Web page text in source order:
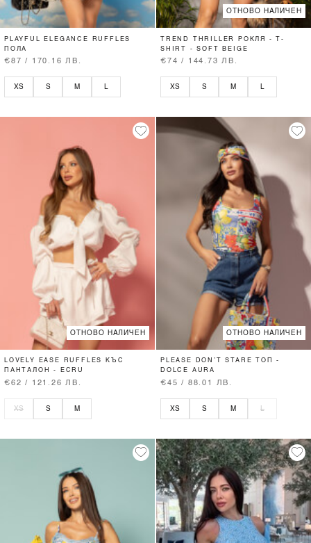
PLAYFUL ELEGANCE RUFFLES
ПОЛА
€87 / 170.16 ЛВ.
XS S M L
ОТНОВО НАЛИЧЕН
TREND THRILLER РОКЛЯ - T-
SHIRT - SOFT BEIGE
€74 / 144.73 ЛВ.
XS S M L
ОТНОВО НАЛИЧЕН
LOVELY EASE RUFFLES КЪС
ПАНТАЛОН - ECRU
€62 / 121.26 ЛВ.
XS S M
ОТНОВО НАЛИЧЕН
PLEASE DON’T STARE ТОП -
DOLCE AURA
€45 / 88.01 ЛВ.
XS S M L